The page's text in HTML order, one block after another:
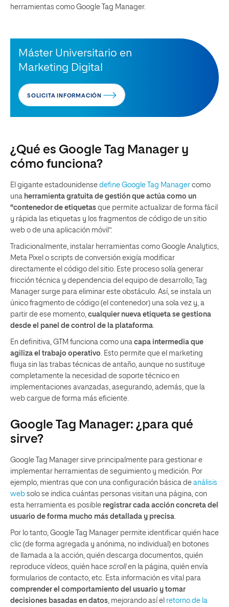
herramientas como Google Tag Manager.
Máster Universitario en
Marketing Digital
SOLICITA INFORMACIÓN
¿Qué es Google Tag Manager y
cómo funciona?
El gigante estadounidense define Google Tag Manager como
una herramienta gratuita de gestión que actúa como un
“contenedor de etiquetas que permite actualizar de forma fácil
y rápida las etiquetas y los fragmentos de código de un sitio
web o de una aplicación móvil”.
Tradicionalmente, instalar herramientas como Google Analytics,
Meta Pixel o scripts de conversión exigía modificar
directamente el código del sitio. Este proceso solía generar
fricción técnica y dependencia del equipo de desarrollo; Tag
Manager surge para eliminar este obstáculo. Así, se instala un
único fragmento de código (el contenedor) una sola vez y, a
partir de ese momento, cualquier nueva etiqueta se gestiona
desde el panel de control de la plataforma
En definitiva, GTM funciona como una capa intermedia que
agiliza el trabajo operativo . Esto permite que el marketing
fluya sin las trabas técnicas de antaño, aunque no sustituye
completamente la necesidad de soporte técnico en
implementaciones avanzadas, asegurando, además, que la
web cargue de forma más eficiente.
Google Tag Manager: ¿para qué
sirve?
Google Tag Manager sirve principalmente para gestionar e
implementar herramientas de seguimiento y medición. Por
ejemplo, mientras que con una configuración básica de análisis
web solo se indica cuántas personas visitan una página, con
esta herramienta es posible registrar cada acción concreta del
usuario de forma mucho más detallada y precisa
Por lo tanto, Google Tag Manager permite identificar quién hace
clic (de forma agregada y anónima, no individual) en botones
de llamada a la acción, quién descarga documentos, quién
reproduce vídeos, quién hace scrollen la página, quién envía
formularios de contacto, etc. Esta información es vital para
comprender el comportamiento del usuario y tomar
decisiones basadas en datos , mejorando así el retorno de la